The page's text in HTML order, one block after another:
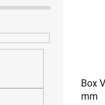
Box
mm